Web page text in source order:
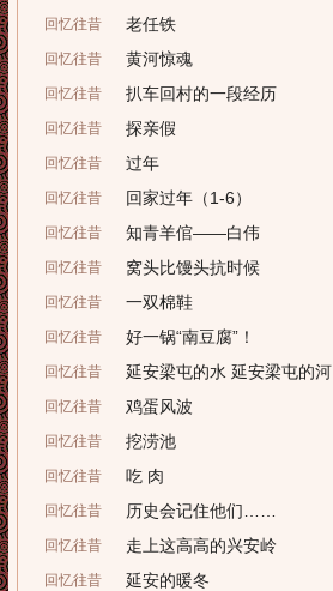
回忆往昔 老任铁
回忆往昔 黄河惊魂
回忆往昔 扒车回村的一段经历
回忆往昔 探亲假
回忆往昔 过年
回忆往昔 回家过年（1-6）
回忆往昔 知青羊倌——白伟
回忆往昔 窝头比馒头抗时候
回忆往昔 一双棉鞋
回忆往昔 好一锅“南豆腐”！
回忆往昔 延安梁屯的水 延安梁屯的河
回忆往昔 鸡蛋风波
回忆往昔 挖涝池
回忆往昔 吃 肉
回忆往昔 历史会记住他们……
回忆往昔 走上这高高的兴安岭
回忆往昔 延安的暖冬